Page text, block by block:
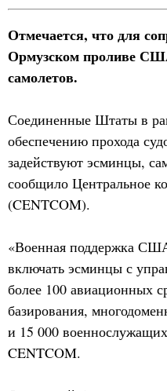
Отмечается, что для
Ормузском проливе
самолетов.
Соединенные Штаты в
обеспечению прохода
задействуют эсминцы,
сообщило Центральное
(CENTCOM).
«Военная поддержка
включать эсминцы с
более 100 авиационных
базирования,
и 15 000
CENTCOM.